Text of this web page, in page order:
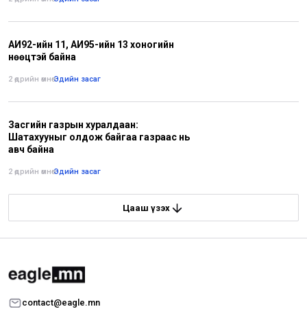
АИ92-ийн 11, АИ95-ийн 13 хоногийн
нөөцтэй байна
2 өдрийн өмнө•Эдийн засаг
Засгийн газрын хуралдаан:
Шатахууныг олдож байгаа газраас нь
авч байна
2 өдрийн өмнө•Эдийн засаг
Цааш үзэх
contact@eagle.mn